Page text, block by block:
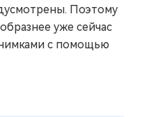
Поэтому
уже сейчас
с помощью